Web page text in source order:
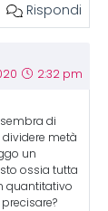
Rispondi
2:32 pm
di
metà
un
ossia tutta
quantitativo